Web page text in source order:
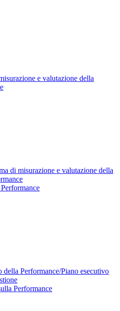
e valutazione della
di misurazione e valutazione della
della Performance/Piano esecutivo
Performance